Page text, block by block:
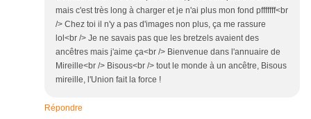
mais c'est très long à charger et je n'ai plus mon fond pfffffff<br
/> Chez toi il n'y a pas d'images non plus, ça me rassure
lol<br /> Je ne savais pas que les bretzels avaient des
ancêtres mais j'aime ça<br /> Bienvenue dans l'annuaire de
Mireille<br /> Bisous<br /> tout le monde à un ancêtre, Bisous
mireille, l'Union fait la force !
Répondre